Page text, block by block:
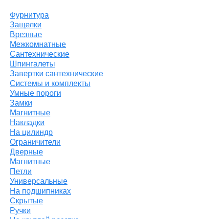
Фурнитура
Защелки
Врезные
Межкомнатные
Сантехнические
Шпингалеты
Завертки сантехнические
Системы и комплекты
Умные пороги
Замки
Магнитные
Накладки
На цилиндр
Ограничители
Дверные
Магнитные
Петли
Универсальные
На подшипниках
Скрытые
Ручки
Производитель:
Выберите...
Хит:
Выберите...
Акция:
Выберите...
Новинка:
Выберите...
Спецпредложение: